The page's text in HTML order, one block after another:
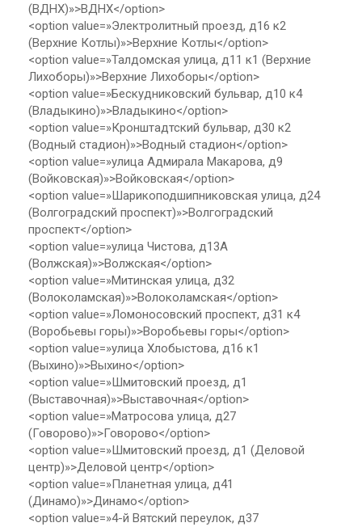
(ВДНХ)»>ВДНХ</option>
<option value=»Электролитный проезд, д16 к2
(Верхние Котлы)»>Верхние Котлы</option>
<option value=»Талдомская улица, д11 к1 (Верхние
Лихоборы)»>Верхние Лихоборы</option>
<option value=»Бескудниковский бульвар, д10 к4
(Владыкино)»>Владыкино</option>
<option value=»Кронштадтский бульвар, д30 к2
(Водный стадион)»>Водный стадион</option>
<option value=»улица Адмирала Макарова, д9
(Войковская)»>Войковская</option>
<option value=»Шарикоподшипниковская улица, д24
(Волгоградский проспект)»>Волгоградский
проспект</option>
<option value=»улица Чистова, д13А
(Волжская)»>Волжская</option>
<option value=»Митинская улица, д32
(Волоколамская)»>Волоколамская</option>
<option value=»Ломоносовский проспект, д31 к4
(Воробьевы горы)»>Воробьевы горы</option>
<option value=»улица Хлобыстова, д16 к1
(Выхино)»>Выхино</option>
<option value=»Шмитовский проезд, д1
(Выставочная)»>Выставочная</option>
<option value=»Матросова улица, д27
(Говорово)»>Говорово</option>
<option value=»Шмитовский проезд, д1 (Деловой
центр)»>Деловой центр</option>
<option value=»Планетная улица, д41
(Динамо)»>Динамо</option>
<option value=»4-й Вятский переулок, д37